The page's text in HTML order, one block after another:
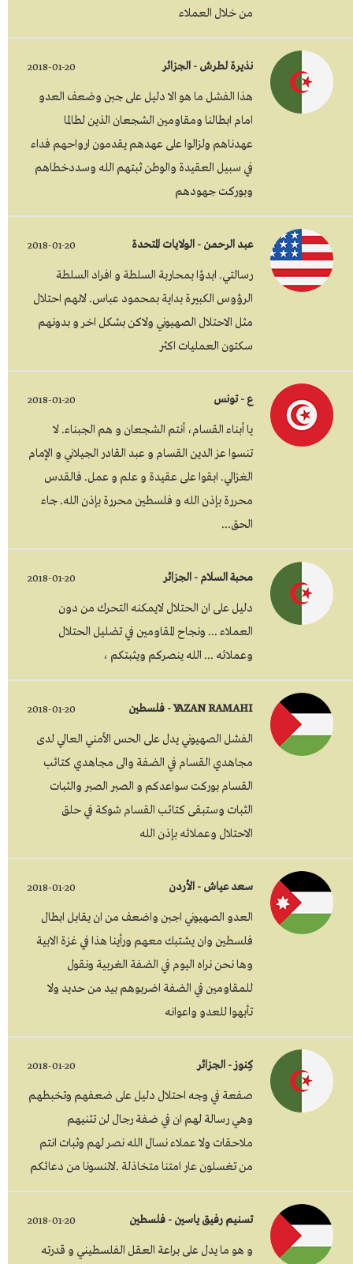
من خلال العملاء
نذيرة لطرش - الجزائر 2018-01-20
هذا الفشل ما هو الا دليل على جبن وضعف العدو
امام ابطالنا ومقاومين الشجعان الذين لطالما
عهدناهم ولزالوا على عهدهم يقدمون ارواحهم فداء
في سبيل العقيدة والوطن ثبتهم الله وسددخطاهم
وبوركت جهودهم
عبد الرحمن - الولايات المتحدة 2018-01-20
رسالتي. ابدؤا بمحاربة السلطة و افراد السلطة
الرؤوس الكبيرة بداية بمحمود عباس. لانهم احتلال
مثل الاحتلال الصهيوني ولاكن بشكل اخر و بدونهم
سكتون العمليات اكثر
ع - تونس 2018-01-20
يا أبناء القسام، أنتم الشجعان و هم الجبناء. لا
تنسوا عز الدين القسام و عبد القادر الجيلاني و الإمام
الغزالي. ابقوا على عقيدة و علم و عمل. فالقدس
محررة بإذن الله و فلسطين محررة بإذن الله. جاء
الحق...
محبة السلام - الجزائر 2018-01-20
دليل على ان الحتلال لايمكنه التحرك من دون
العملاء ... ونجاح المقاومين في تضليل الحتلال
وعملائه ... الله ينصركم ويثبتكم ،
YAZAN RAMAHI - فلسطين 2018-01-20
الفشل الصهيوني يدل على الحس الأمني العالي لدى
مجاهدي القسام في الضفة والى مجاهدي كتائب
القسام بوركت سواعدكم و الصبر الصبر والثبات
الثبات وستبقى كتائب القسام شوكة في حلق
الاحتلال وعملائه بإذن الله
سعد عياش - الأردن 2018-01-20
العدو الصهيوني اجبن واضعف من ان يقابل ابطال
فلسطين وان يشتبك معهم ورأينا هذا في غزة الابية
وها نحن نراه اليوم في الضفة الغربية ونقول
للمقاومين في الضفة اضربوهم بيد من حديد ولا
تأبهوا للعدو واعوانه
كِنوز - الجزائر 2018-01-20
صفعة في وجه احتلال دليل على ضعفهم وتخبطهم
وهي رسالة لهم ان في ضفة رجال لن تثنيهم
ملاحقات ولا عملاء نسال الله نصر لهم وثبات انتم
من تغسلون عار امتنا متخاذلة .لاتنسونا من دعائكم
تسنيم رفيق ياسين - فلسطين 2018-01-20
و هو ما يدل على براعة العقل الفلسطيني و قدرته